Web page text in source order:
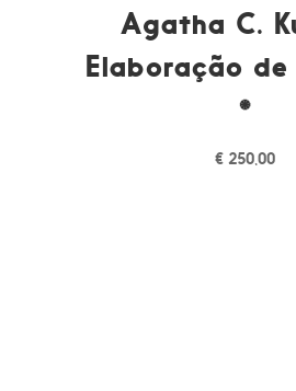
Agatha C.
Elaboração de
*
€ 250,00